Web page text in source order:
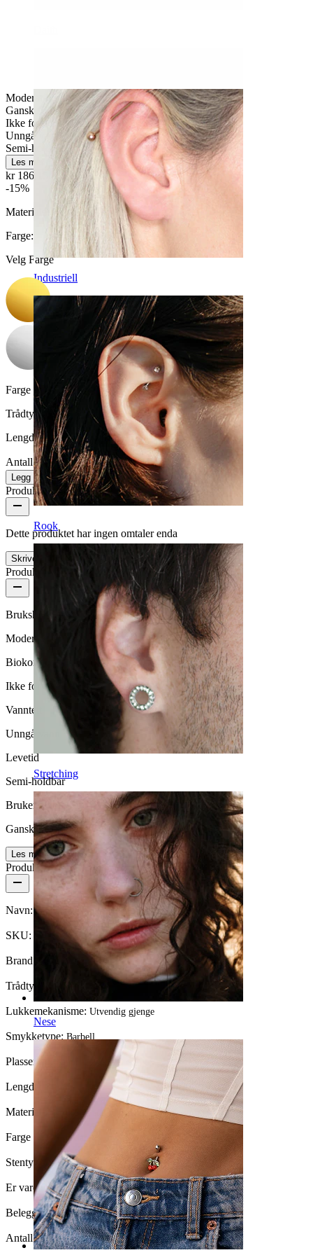
Industriell
Rook
Stretching
Nese
Moderat bruk
Ganske enkelt
Ikke for sensitiv hud
Unngå vann
Semi-holdbar
Les mer
kr 186,15
kr 219,00
-15%
Materiale:
Kirurgisk stål / Messing
Farge:
Velg Farge
Farge på sten:Klar
Trådtykkelse:1,6 mm
Lengde:14 mm
Antall: 1
Endre
Legg i handlekurv
Produktanmeldelser
Dette produktet har ingen omtaler enda
Skrive en omtale
Produktkvalitet
Brukshyppighet
Moderat bruk
Biokompatibilitet
Ikke for sensitiv hud
Vanntett
Unngå vann
Levetid
Semi-holdbar
Brukervennlighet
Ganske enkelt
Les mer
Produktdetaljer
Navn:Nippelbarbell med sommerfuglender
SKU: Nipple-113
Brand: Bodymod Trend
Trådtykkelse:
Lukkemekanisme: Utvendig gjenge
Smykketype: Barbell
Plassering:
Lengde:
Materiale: Kirurgisk stål / Messing
Farge på sten:Klar
Stentype: Kubisk Zirkonia
Er varen limt?:Ja
Beleggtype:PVD-belegg
Antall enheter:1